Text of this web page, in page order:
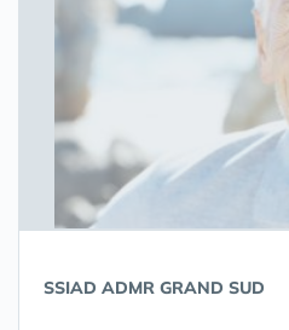
SSIAD ADMR GRAND SUD